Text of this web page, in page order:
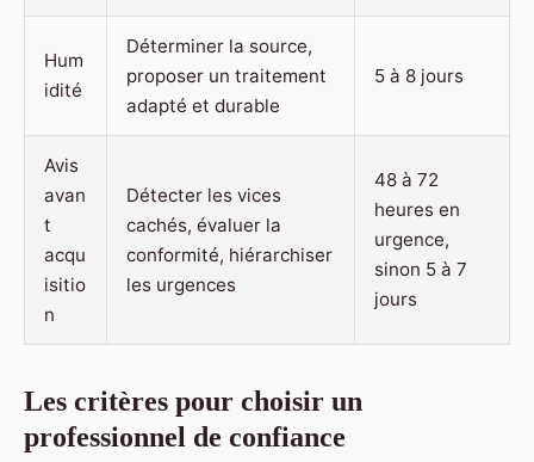
Hum
idité
Déterminer la source,
proposer un traitement
adapté et durable
5 à 8 jours
Avis
avan
t
acqu
isitio
n
Détecter les vices
cachés, évaluer la
conformité, hiérarchiser
les urgences
48 à 72
heures en
urgence,
sinon 5 à 7
jours
Les critères pour choisir un
professionnel de confiance